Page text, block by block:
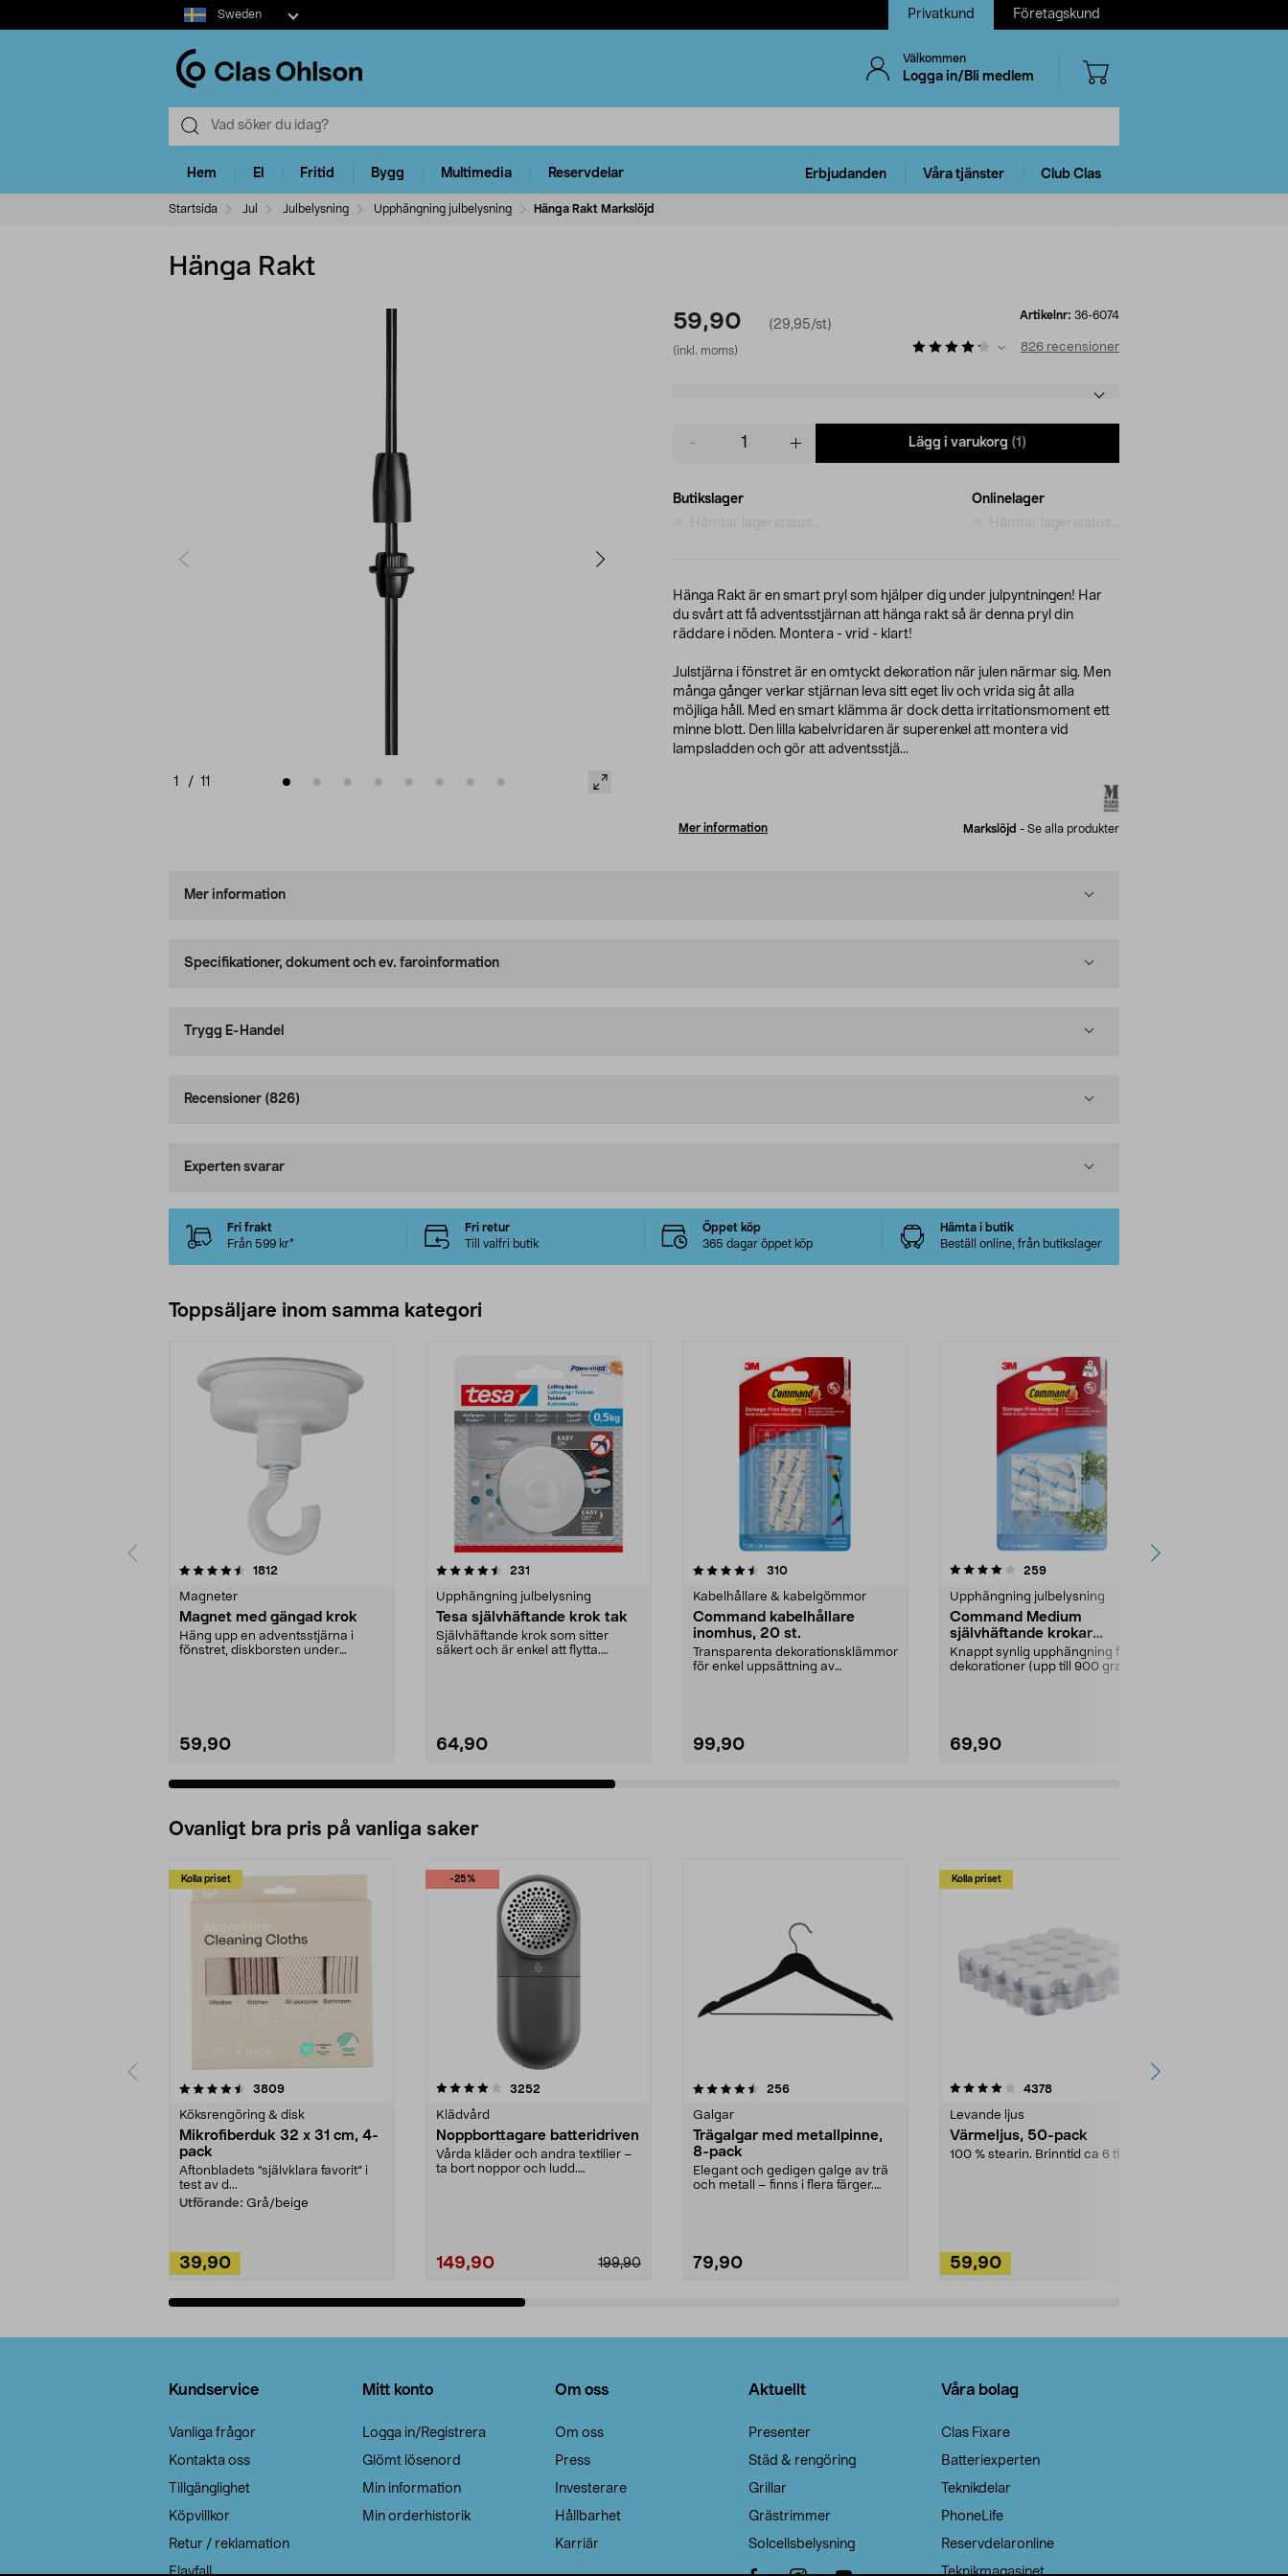
Select
market
Sweden Privatkund Företagskund
Välkommen
Logga in/Bli medlem
Hem El Fritid Bygg Multimedia Reservdelar Erbjudanden Våra tjänster Club Clas
Startsida Jul Julbelysning Upphängning julbelysning Hänga Rakt Markslöjd
Hänga Rakt
1 / 11
59,90 (29,95/st)
(inkl. moms)
Artikelnr: 36-6074
826 recensioner
Lägg i varukorg (1)
Butikslager
Onlinelager
Hänga Rakt är en smart pryl som hjälper dig under julpyntningen! Har
du svårt att få adventsstjärnan att hänga rakt så är denna pryl din
räddare i nöden. Montera - vrid - klart!
Julstjärna i fönstret är en omtyckt dekoration när julen närmar sig. Men
många gånger verkar stjärnan leva sitt eget liv och vrida sig åt alla
möjliga håll. Med en smart klämma är dock detta irritationsmoment ett
minne blott. Den lilla kabelvridaren är superenkel att montera vid
lampsladden och gör att adventsstjä...
Mer information Markslöjd - Se alla produkter
Mer information
Specifikationer, dokument och ev. faroinformation
Trygg E-Handel
Recensioner (826)
Experten svarar
Fri frakt
Från 599 kr*
Fri retur
Till valfri butik
Öppet köp
365 dagar öppet köp
Hämta i butik
Beställ online, från butikslager
Toppsäljare inom samma kategori
1812
Magneter
Magnet med gängad krok
Häng upp en adventsstjärna i
fönstret, diskborsten under
59,90
4.5 av 5 stjärnor 231
Upphängning julbelysning
Tesa självhäftande krok tak
Självhäftande krok som sitter
säkert och är enkel att flytta.
64,90
4.5 av 5 stjärnor 310recensioner
Kabelhållare & kabelgömmor
Command kabelhållare
inomhus, 20 st.
Transparenta dekorationsklämmor
för enkel uppsättning av
99,90
4.0 av 5 stjärnor 259recensioner
Upphängning julbelysning
Command Medium
självhäftande krokar
transparenta, 2-pack
Knappt synlig upphängning för
dekorationer (upp till 900 gram).
69,90
4.0 av 5 stjärnor
Ovanligt bra pris på vanliga saker
Kolla priset
3809recensioner
Köksrengöring & disk
Mikrofiberduk 32 x 31 cm, 4-
pack
Aftonbladets "självklara favorit” i
test av d...
Utförande: Grå/beige
39,90
-25%
4.0av 5 stjärnor 3252
Klädvård
Noppborttagare batteridriven
Vårda kläder och andra textilier –
ta bort noppor och ludd.
199,90
149,90
4.5av 5 stjärnor 256recensioner
Galgar
Trägalgar med metallpinne,
8-pack
Elegant och gedigen galge av trä
och metall – finns i flera färger.
79,90
Kolla priset
4.0av 5 stjärnor 4378recensioner
Levande ljus
Värmeljus, 50-pack
100 % stearin. Brinntid ca 6 tim.
59,90
4.5av 5 stjärnor
Kundservice
Vanliga frågor
Kontakta oss
Tillgänglighet
Köpvillkor
Retur / reklamation
Elavfall
Mitt konto
Logga in/Registrera
Glömt lösenord
Min information
Min orderhistorik
Om oss
Om oss
Press
Investerare
Hållbarhet
Karriär
Aktuellt
Presenter
Städ & rengöring
Grillar
Grästrimmer
Solcellsbelysning
Våra bolag
Clas Fixare
Batteriexperten
Teknikdelar
PhoneLife
Reservdelaronline
Teknikmagasinet